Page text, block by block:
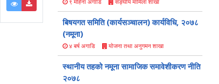
९ महिना अगाडि
बिषयगत समिति (कार्यसञ्चालन) कार्यविधि, २०७८
(नमूना)
४ बर्ष अगाडि योजना तथा अनुगमन शाखा
स्थानीय तहको नमूना सामाजिक समावेशीकरण नीति
२०७८